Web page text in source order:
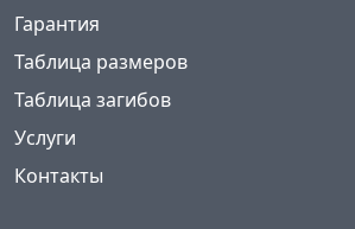
Гарантия
Таблица размеров
Таблица загибов
Услуги
Контакты